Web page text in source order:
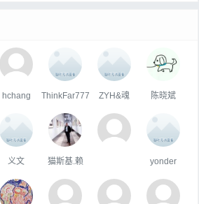
hchang ThinkFar777 ZYH&魂 陈晓斌
义文 猫斯基.赖 yonder